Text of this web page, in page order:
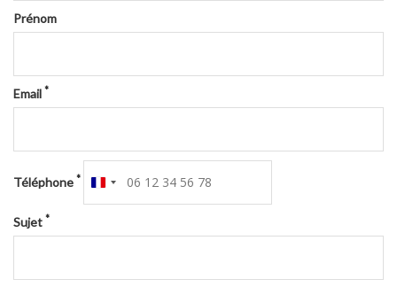
Prénom
Email *
Téléphone *
France
+33
Sujet *